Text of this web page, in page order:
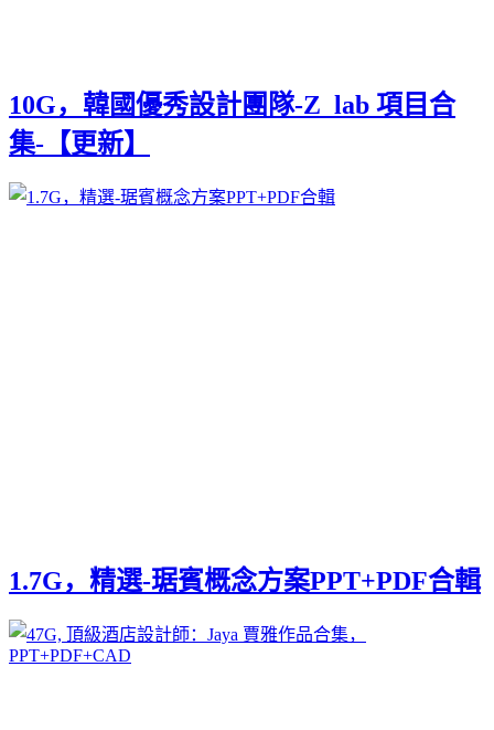
10G，韓國優秀設計團隊-Z_lab 項目合
集-【更新】
1.7G，精選-琚賓概念方案PPT+PDF合輯